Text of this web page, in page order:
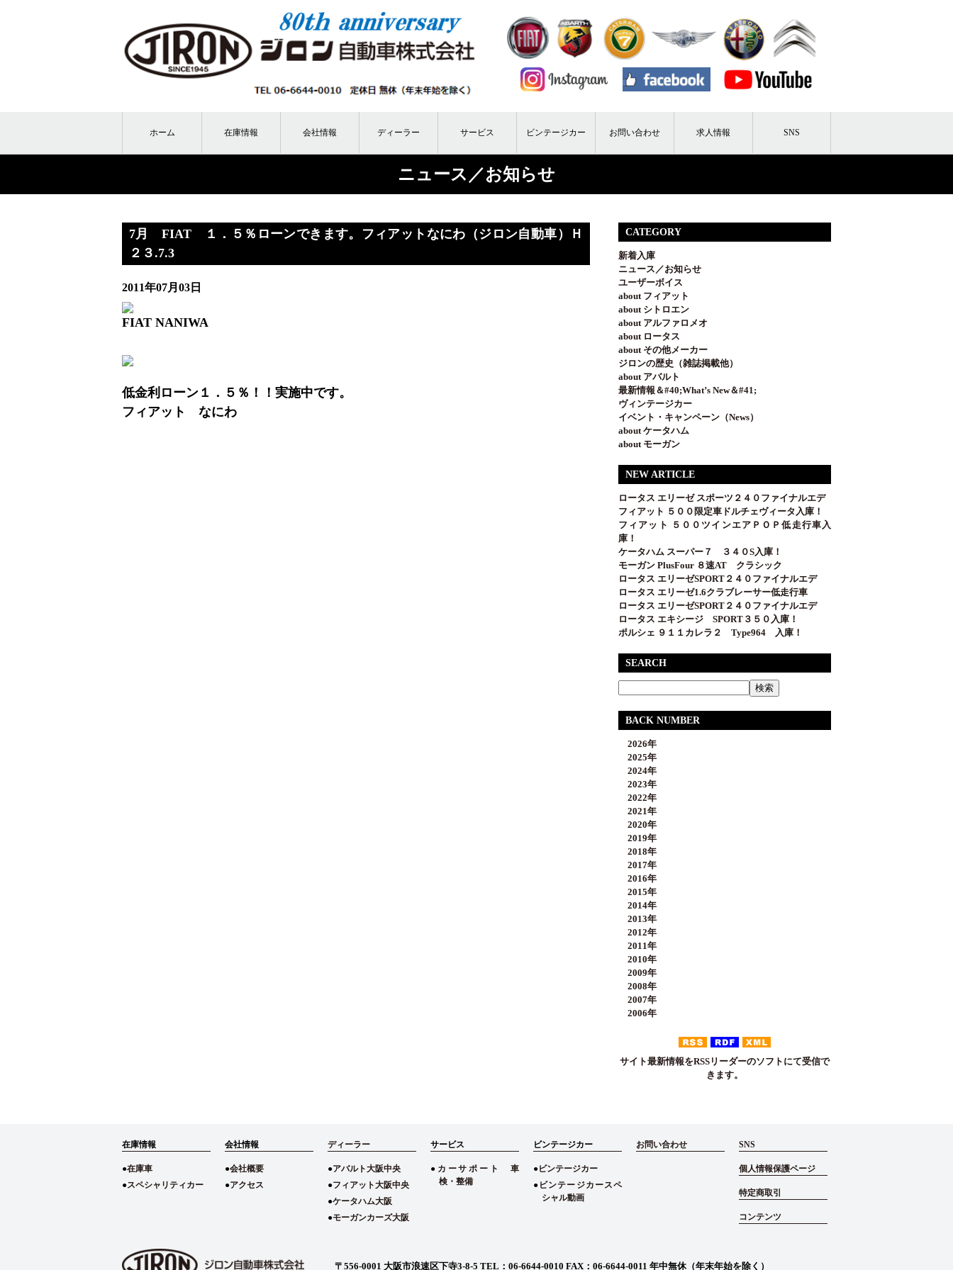
ホーム 在庫情報 会社情報 ディーラー サービス ビンテージカー お問い合わせ 求人情報 SNS
ニュース／お知らせ
7月 FIAT １．５％ローンできます。フィアットなにわ（ジロン自動車）Ｈ
２３.7.3
2011年07月03日
FIAT NANIWA
低金利ローン１．５％！！実施中です。
フィアット なにわ
CATEGORY
新着入庫
ニュース／お知らせ
ユーザーボイス
about フィアット
about シトロエン
about アルファロメオ
about ロータス
about その他メーカー
ジロンの歴史（雑誌掲載他）
about アバルト
最新情報＆#40;What’s New＆#41;
ヴィンテージカー
イベント・キャンペーン（News）
about ケータハム
about モーガン
NEW ARTICLE
ロータス エリーゼ スポーツ２４０ファイナルエデ
フィアット ５００限定車ドルチェヴィータ入庫！
フィアット ５００ツインエアＰＯＰ低走行車入
庫！
ケータハム スーパー７ ３４０S入庫！
モーガン PlusFour ８速AT クラシック
ロータス エリーゼSPORT２４０ファイナルエデ
ロータス エリーゼ1.6クラブレーサー低走行車
ロータス エリーゼSPORT２４０ファイナルエデ
ロータス エキシージ SPORT３５０入庫！
ポルシェ ９１１カレラ２ Type964 入庫！
SEARCH
BACK NUMBER
2026年
2025年
2024年
2023年
2022年
2021年
2020年
2019年
2018年
2017年
2016年
2015年
2014年
2013年
2012年
2011年
2010年
2009年
2008年
2007年
2006年
サイト最新情報をRSSリーダーのソフトにて受信で
きます。
在庫情報
在庫車
スペシャリティカー
会社情報
会社概要
アクセス
ディーラー
アバルト大阪中央
フィアット大阪中央
ケータハム大阪
モーガンカーズ大阪
サービス
カーサポート 車
検・整備
ビンテージカー
ビンテージカー
ビンテージカースペ
シャル動画
お問い合わせ SNS
個人情報保護ページ
特定商取引
コンテンツ
〒556-0001 大阪市浪速区下寺3-8-5 TEL：06-6644-0010 FAX：06-6644-0011 年中無休（年末年始を除く）